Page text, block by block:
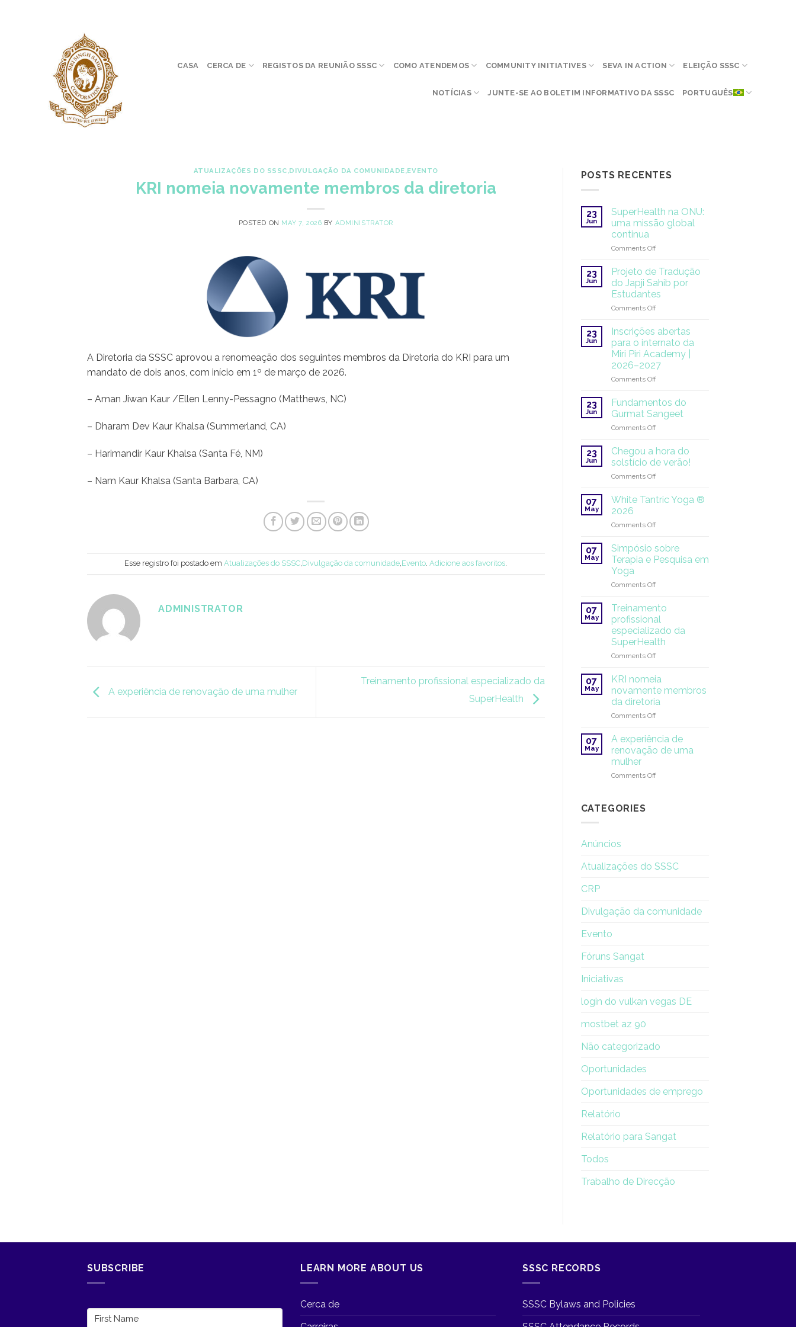
CASA CERCA DE REGISTOS DA REUNIÃO SSSC COMO ATENDEMOS COMMUNITY INITIATIVES SEVA IN ACTION ELEIÇÃO SSSC
NOTÍCIAS JUNTE-SE AO BOLETIM INFORMATIVO DA SSSC PORTUGUÊS
ATUALIZAÇÕES DO SSSC,DIVULGAÇÃO DA COMUNIDADE,EVENTO
KRI nomeia novamente membros da diretoria
POSTED ON MAY 7, 2026 BY ADMINISTRATOR
A Diretoria da SSSC aprovou a renomeação dos seguintes membros da Diretoria do KRI para um
mandato de dois anos, com início em 1º de março de 2026.
– Aman Jiwan Kaur /Ellen Lenny-Pessagno (Matthews, NC)
– Dharam Dev Kaur Khalsa (Summerland, CA)
– Harimandir Kaur Khalsa (Santa Fé, NM)
– Nam Kaur Khalsa (Santa Barbara, CA)
Esse registro foi postado emAtualizações do SSSC,Divulgação da comunidade,Evento.Adicione aos favoritos.
ADMINISTRATOR
A experiência de renovação de uma mulher
Treinamento profissional especializado da
SuperHealth
POSTS RECENTES
23
Jun
SuperHealth na ONU:
uma missão global
continua
Comments Offon
na
ONU:
uma
missão
global
23
Jun
Projeto de Tradução
do Japji Sahib por
Estudantes
Comments Offon
Tradução
do
Japji
Sahib
por
23
Jun
Inscrições abertas
para o internato da
Miri Piri Academy |
2026–2027
Comments Offon
abertas
para
o
internato
Miri
Piri
2027
23
Jun
Fundamentos do
Gurmat Sangeet
Comments Offon
do
Gurmat
Sangeet
23
Jun
Chegou a hora do
solstício de verão!
Comments Offon
a
hora
solstício
verão!
07
May
White Tantric Yoga ®
2026
Comments Offon
Tantric
Yoga
®
07
May
Simpósio sobre
Terapia e Pesquisa em
Yoga
Comments Offon
sobre
Terapia
e
Pesquisa
em
Yoga
07
May
Treinamento
profissional
especializado da
SuperHealth
Comments Offon
profissional
especializado
da
SuperHealth
07
May
KRI nomeia
novamente membros
da diretoria
Comments Offon
nomeia
novamente
membros
diretoria
07
May
A experiência de
renovação de uma
mulher
Comments Offon
CATEGORIES
Anúncios
Atualizações do SSSC
CRP
Divulgação da comunidade
Evento
Fóruns Sangat
Iniciativas
login do vulkan vegas DE
mostbet az 90
Não categorizado
Oportunidades
Oportunidades de emprego
Relatório
Relatório para Sangat
Todos
Trabalho de Direcção
SUBSCRIBE LEARN MORE ABOUT US
Cerca de
SSSC RECORDS
SSSC Bylaws and Policies